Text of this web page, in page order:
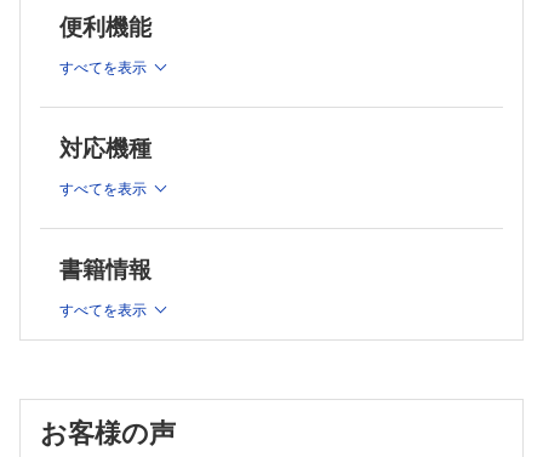
1.患者コミュニケーションがうまくいっていない医師の特徴
3.梅岡流ストレスマネジメント
5.患者さんが信頼するには
6.患者コミュニケーションでの行き違い
7.患者さんのニーズをカルテに入力
9.「また来たい」と思われるクリニックになるために
2.スタッフへの患者コミュニケーション教育
3.スタッフが医師に意見を言いやすいクリニックへ
7.デジタル時代の患者コミュニケーション
3.デジタル時代ならではの問題点
Epilogue
8.説明は、結論・理由の順で
9.医師への信頼はプラセボ効果がある
2.患者コミュニケーション【中級編】
1.コミュニケーション手段としての「相槌」「オウム返し」
2.共感と同感は異なる
5.医師からの非言語情報は必要か
6.信頼を得るために大事なこと
1.男性脳と女性脳を理解する
便利機能
すべてを表示
対応機種
すべてを表示
書籍情報
すべてを表示
お客様の声